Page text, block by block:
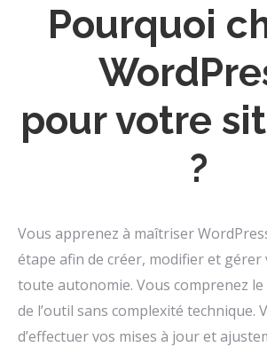
Pourquoi
pour votre
?
Vous apprenez à maîtriser
étape afin de créer, modifier et gérer
toute autonomie. Vous comprenez
de l’outil sans complexité technique.
d’effectuer vos mises à jour et